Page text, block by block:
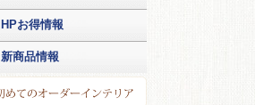
HPお得情報
新商品情報